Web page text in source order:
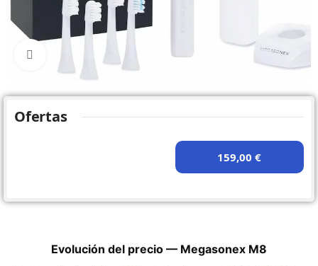
Click to enlarge
Ofertas
159,00 €
Evolución del precio — Megasonex M8